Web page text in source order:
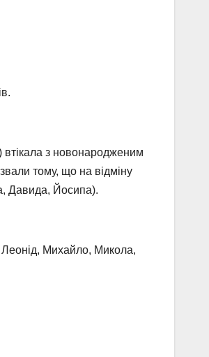
втікала з новонародженим
тому, що на відміну
Давида, Йосипа).
Леонід, Михайло, Микола,